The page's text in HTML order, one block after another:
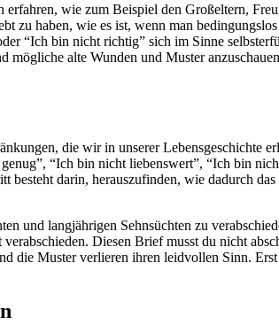
wie zum Beispiel den Großeltern,
zu haben, wie es ist, wenn man
“Ich bin nicht richtig” sich im Sinne
alte Wunden und Muster
die wir in unserer Lebensgeschichte
“Ich bin nicht liebenswert”, “Ich bin
darin, herauszufinden, wie dadurch
und langjährigen Sehnsüchten zu
Diesen Brief musst du nicht
die Muster verlieren ihren leidvollen Sinn.